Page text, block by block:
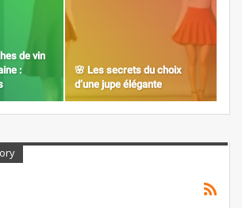
de vin
:
🌸 Les secrets du choix
d’une jupe élégante